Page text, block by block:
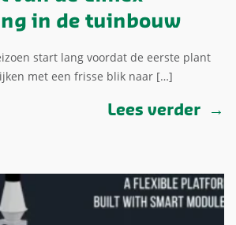
in de tuinbouw
start lang voordat de eerste plant
met een frisse blik naar […]
Lees verder